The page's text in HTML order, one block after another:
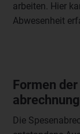
arbeiten. Hier
Abwesenheit
Formen
abrechnung
Die